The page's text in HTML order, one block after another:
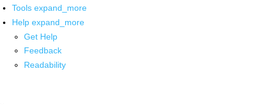
Tools expand_more
Help expand_more
Get Help
Feedback
Readability